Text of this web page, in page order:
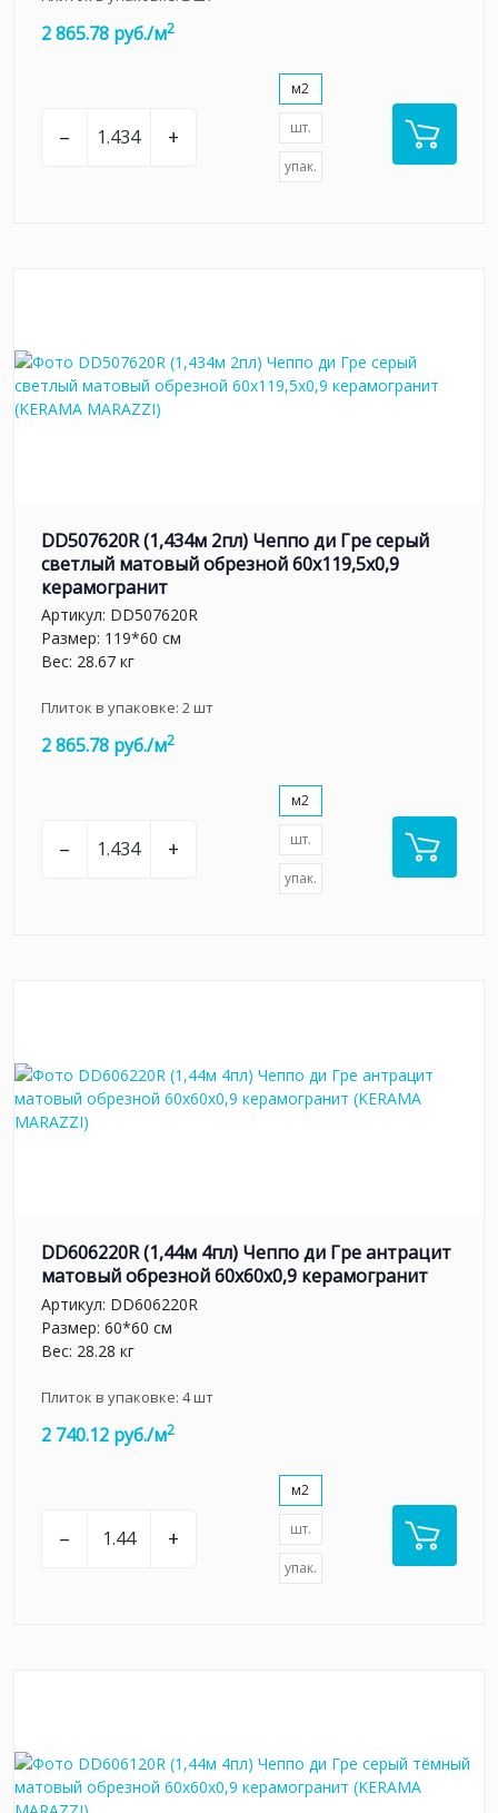
2 865.78 руб./м2
– +
м2
шт.
упак.
DD507620R (1,434м 2пл) Чеппо ди Гре серый
светлый матовый обрезной 60x119,5x0,9
керамогранит
Артикул: DD507620R
Размер: 119*60 см
Вес: 28.67 кг
Плиток в упаковке: 2шт
2 865.78 руб./м2
– +
м2
шт.
упак.
DD606220R (1,44м 4пл) Чеппо ди Гре антрацит
матовый обрезной 60x60x0,9 керамогранит
Артикул: DD606220R
Размер: 60*60 см
Вес: 28.28 кг
Плиток в упаковке: 4шт
2 740.12 руб./м2
– +
м2
шт.
упак.